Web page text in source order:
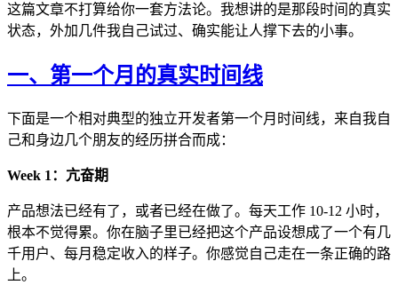
这篇文章不打算给你一套方法论。我想讲的是那段时间的真实
状态，外加几件我自己试过、确实能让人撑下去的小事。
一、第一个月的真实时间线
下面是一个相对典型的独立开发者第一个月时间线，来自我自
己和身边几个朋友的经历拼合而成：
Week 1：亢奋期
产品想法已经有了，或者已经在做了。每天工作 10-12 小时，
根本不觉得累。你在脑子里已经把这个产品设想成了一个有几
千用户、每月稳定收入的样子。你感觉自己走在一条正确的路
上。